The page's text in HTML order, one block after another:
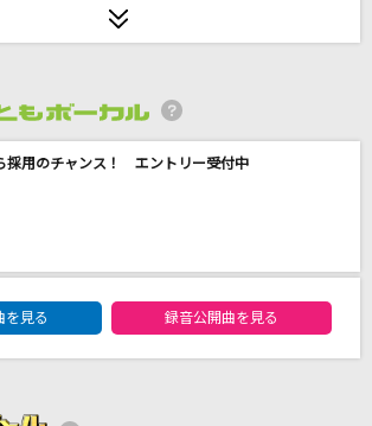
採用のチャンス！ エントリー受付中
ともボーカルエントリーランキング
を見る
録音公開曲を見る